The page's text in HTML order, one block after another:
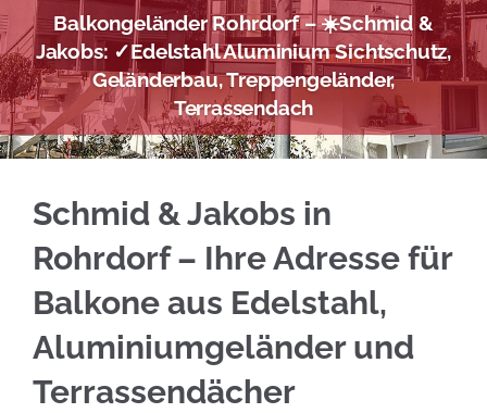
Balkongeländer Rohrdorf – ☀️Schmid &
Jakobs: ✓Edelstahl Aluminium Sichtschutz,
Geländerbau, Treppengeländer,
Terrassendach
Schmid & Jakobs in
Rohrdorf – Ihre Adresse für
Balkone aus Edelstahl,
Aluminiumgeländer und
Terrassendächer